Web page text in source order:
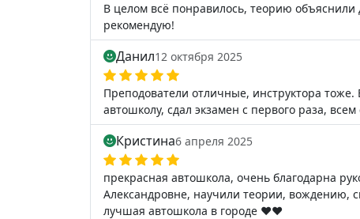
В целом всё понравилось, теорию объяснили
рекомендую!
Данил12 октября 2025
Преподователи отличные, инструктора
автошколу, сдал экзамен с первого раза, всем
Кристина6 апреля 2025
прекрасная автошкола, очень благодарна
Александровне, научили теории, вождению,
лучшая автошкола в городе ❤️❤️